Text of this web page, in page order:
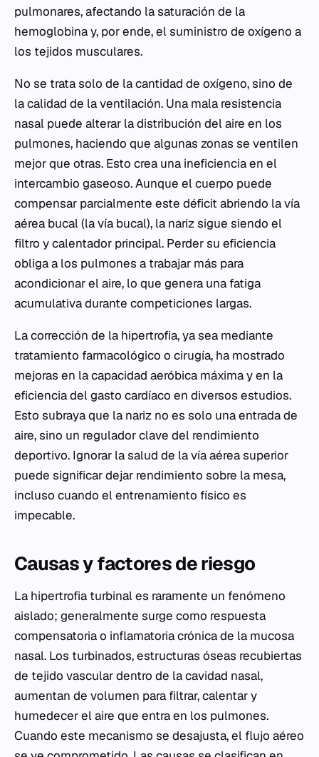
pulmonares, afectando la saturación de la
hemoglobina y, por ende, el suministro de oxígeno a
los tejidos musculares.
No se trata solo de la cantidad de oxígeno, sino de
la calidad de la ventilación. Una mala resistencia
nasal puede alterar la distribución del aire en los
pulmones, haciendo que algunas zonas se ventilen
mejor que otras. Esto crea una ineficiencia en el
intercambio gaseoso. Aunque el cuerpo puede
compensar parcialmente este déficit abriendo la vía
aérea bucal (la vía bucal), la nariz sigue siendo el
filtro y calentador principal. Perder su eficiencia
obliga a los pulmones a trabajar más para
acondicionar el aire, lo que genera una fatiga
acumulativa durante competiciones largas.
La corrección de la hipertrofia, ya sea mediante
tratamiento farmacológico o cirugía, ha mostrado
mejoras en la capacidad aeróbica máxima y en la
eficiencia del gasto cardíaco en diversos estudios.
Esto subraya que la nariz no es solo una entrada de
aire, sino un regulador clave del rendimiento
deportivo. Ignorar la salud de la vía aérea superior
puede significar dejar rendimiento sobre la mesa,
incluso cuando el entrenamiento físico es
impecable.
Causas y factores de riesgo
La hipertrofia turbinal es raramente un fenómeno
aislado; generalmente surge como respuesta
compensatoria o inflamatoria crónica de la mucosa
nasal. Los turbinados, estructuras óseas recubiertas
de tejido vascular dentro de la cavidad nasal,
aumentan de volumen para filtrar, calentar y
humedecer el aire que entra en los pulmones.
Cuando este mecanismo se desajusta, el flujo aéreo